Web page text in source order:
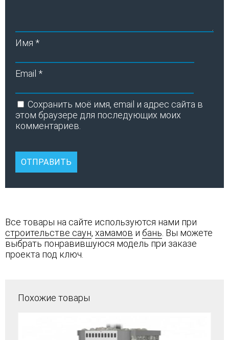
Имя *
Email *
Сохранить моё имя, email и адрес сайта в
этом браузере для последующих моих
комментариев.
Все товары на сайте используются нами при
строительстве саун, хамамов и бань . Вы можете
выбрать понравившуюся модель при заказе
проекта под ключ.
Похожие товары